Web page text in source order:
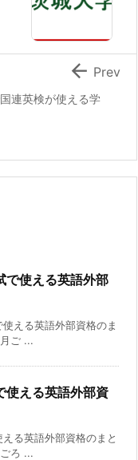
連英検が使える学
 Prev
で使える英語外部
える英語外部資格のま
ご ...
使える英語外部資
る英語外部資格のまと
ろ ...